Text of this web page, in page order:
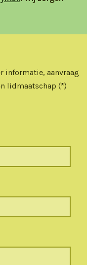
informatie, aanvraag
lidmaatschap (*)